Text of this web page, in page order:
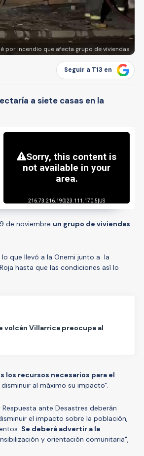
por incendio que afecta grupo de viviendas
Seguir a T13 en
a siete casas en la
de noviembre un grupo de viviendas
lo que llevó a la Onemi junto a la
hasta que las condiciones así lo
volcán Villarrica preocupa al
los recursos necesarios para el
al máximo su impacto".
ante Desastres deberán
el impacto sobre la población,
Se deberá advertir a la
y orientación comunitaria",